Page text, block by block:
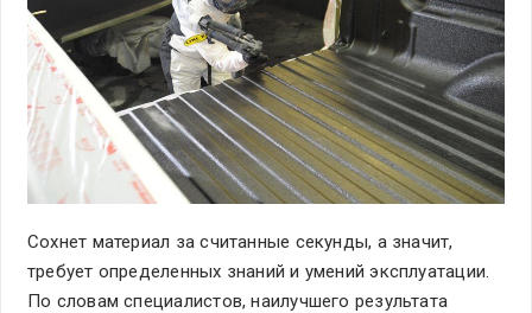
Сохнет материал за считанные секунды, а значит,
требует определенных знаний и умений эксплуатации.
По словам специалистов, наилучшего результата